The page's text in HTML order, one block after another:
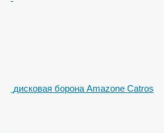
дисковая борона Amazone Catros